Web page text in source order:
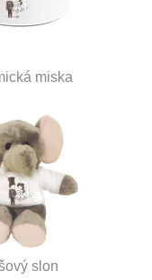
miska
slon